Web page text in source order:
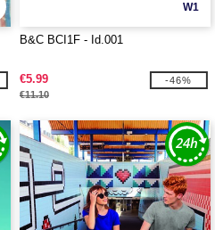
W1
B&C BCI1F - Id.001
€5.99
€11.10
-46%